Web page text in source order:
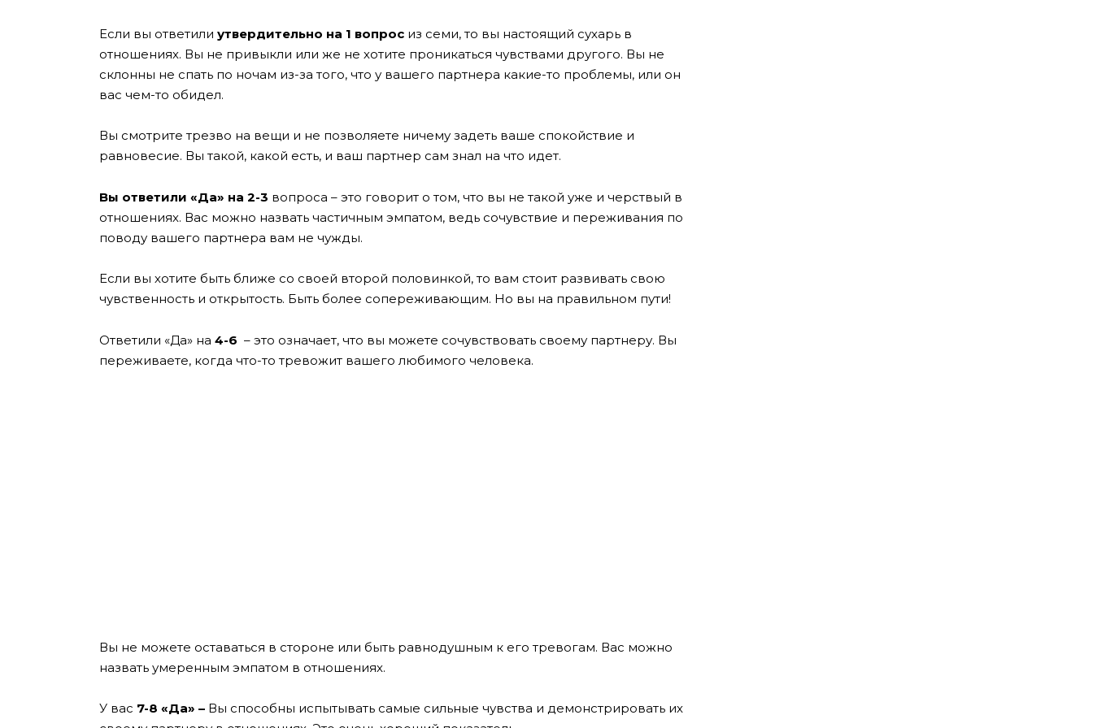
Если вы ответили утвердительно на 1 вопрос из семи, то вы настоящий сухарь в
отношениях. Вы не привыкли или же не хотите проникаться чувствами другого. Вы не
склонны не спать по ночам из-за того, что у вашего партнера какие-то проблемы, или он
вас чем-то обидел.
Вы смотрите трезво на вещи и не позволяете ничему задеть ваше спокойствие и
равновесие. Вы такой, какой есть, и ваш партнер сам знал на что идет.
Вы ответили «Да» на 2-3 вопроса – это говорит о том, что вы не такой уже и черствый в
отношениях. Вас можно назвать частичным эмпатом, ведь сочувствие и переживания по
поводу вашего партнера вам не чужды.
Если вы хотите быть ближе со своей второй половинкой, то вам стоит развивать свою
чувственность и открытость. Быть более сопереживающим. Но вы на правильном пути!
Ответили «Да» на 4-6 – это означает, что вы можете сочувствовать своему партнеру. Вы
переживаете, когда что-то тревожит вашего любимого человека.
Вы не можете оставаться в стороне или быть равнодушным к его тревогам. Вас можно
назвать умеренным эмпатом в отношениях.
У вас 7-8 «Да» – Вы способны испытывать самые сильные чувства и демонстрировать их